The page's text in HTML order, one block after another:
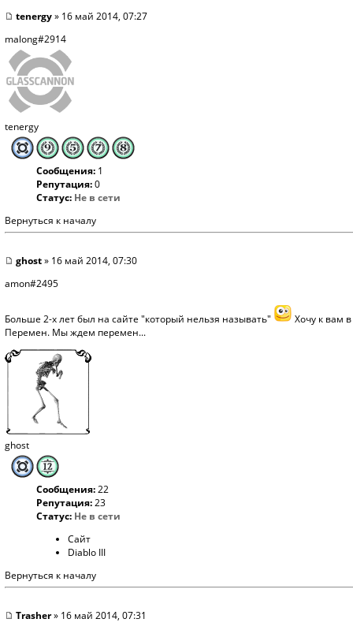
tenergy» 16 май 2014, 07:27
malong#2914
tenergy
Сообщения: 1
Репутация:0
Статус: Не в сети
Вернуться к началу
ghost» 16 май 2014, 07:30
amon#2495
Больше 2-х лет был на сайте "который нельзя называть"
Хочу к вам
Перемен. Мы ждем перемен...
ghost
Сообщения:22
Репутация:23
Статус: Не в сети
Сайт
Diablo III
Вернуться к началу
Trasher» 16 май 2014, 07:31